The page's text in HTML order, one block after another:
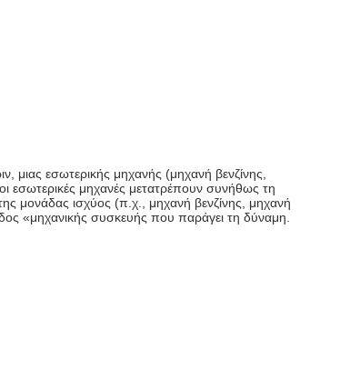
μιας εσωτερικής μηχανής (μηχανή βενζίνης,
εσωτερικές μηχανές μετατρέπουν συνήθως τη
μονάδας ισχύος (π.χ., μηχανή βενζίνης, μηχανή
«μηχανικής συσκευής που παράγει τη δύναμη.